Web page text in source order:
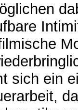
sich ein